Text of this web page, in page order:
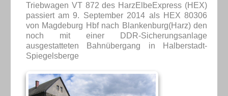
Triebwagen VT 872 des HarzElbeExpress (HEX)
passiert am 9. September 2014 als HEX 80306
von Magdeburg Hbf nach Blankenburg(Harz) den
noch mit einer DDR-Sicherungsanlage
ausgestatteten Bahnübergang in Halberstadt-
Spiegelsberge